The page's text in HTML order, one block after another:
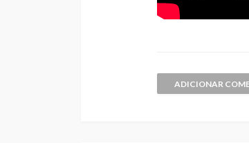
ADICIONAR